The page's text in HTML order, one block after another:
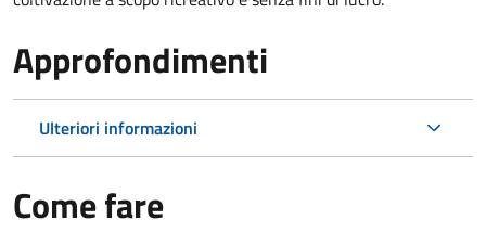
Approfondimenti
Ulteriori informazioni
Come fare